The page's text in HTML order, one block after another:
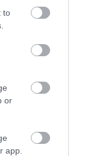
to
or
app.